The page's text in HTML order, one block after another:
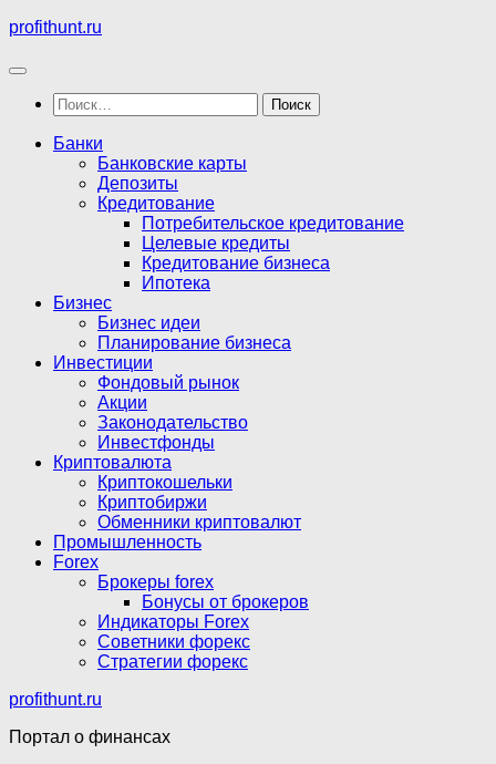
Перейти
содержимому
profithunt.ru
Найти:
Банки
Банковские карты
Депозиты
Кредитование
Потребительское кредитование
Целевые кредиты
Кредитование бизнеса
Ипотека
Бизнес
Бизнес идеи
Планирование бизнеса
Инвестиции
Фондовый рынок
Акции
Законодательство
Инвестфонды
Криптовалюта
Криптокошельки
Криптобиржи
Обменники криптовалют
Промышленность
Forex
Брокеры forex
Бонусы от брокеров
Индикаторы Forex
Советники форекс
Стратегии форекс
profithunt.ru
Портал о финансах